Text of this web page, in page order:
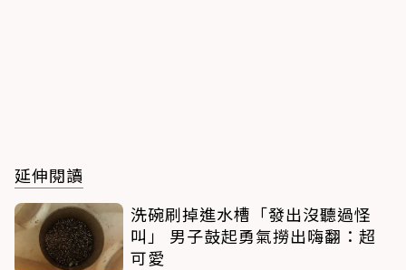
延伸閱讀
洗碗刷掉進水槽「發出沒聽過怪
叫」 男子鼓起勇氣撈出嗨翻：超
可愛